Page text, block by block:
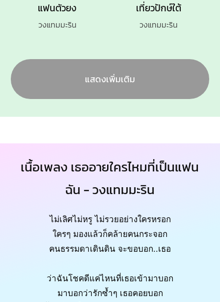
แฟนตัวยง
วงแทมมะริน
เที่ยวปักษ์ใต้
วงแทมมะริน
แสดงเพิ่มเติม
เนื้อเพลง เธออายใครไหมที่เป็นแฟน
ฉัน - วงแทมมะริน
ไม่เลิศไม่หรู ไม่รวยอย่างใครหรอก
ใครๆ มองแล้วก็คล้ายคนกระจอก
คนธรรมดาเดินดิน จะขอบอก..เธอ
ว่าฉันโชคดีแค่ไหนที่เธอเข้ามาบอก
มาบอกว่ารักซ้ำๆ เธอคอยบอก